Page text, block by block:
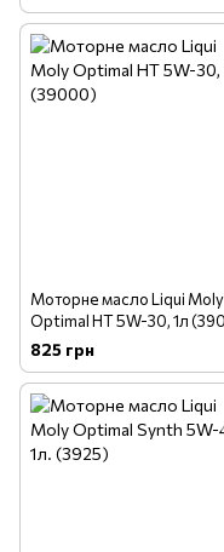
Моторне масло Liqui Moly
Optimal HT 5W-30, 1л
825 грн